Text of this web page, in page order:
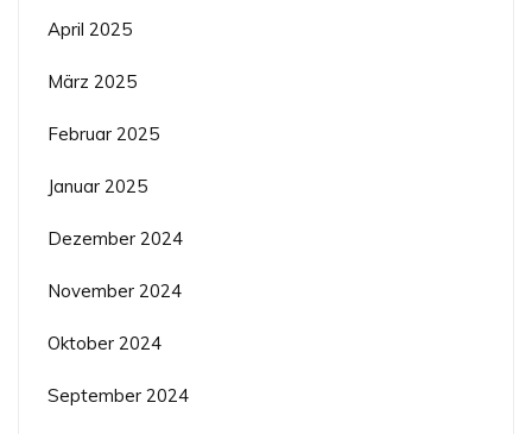
April 2025
März 2025
Februar 2025
Januar 2025
Dezember 2024
November 2024
Oktober 2024
September 2024